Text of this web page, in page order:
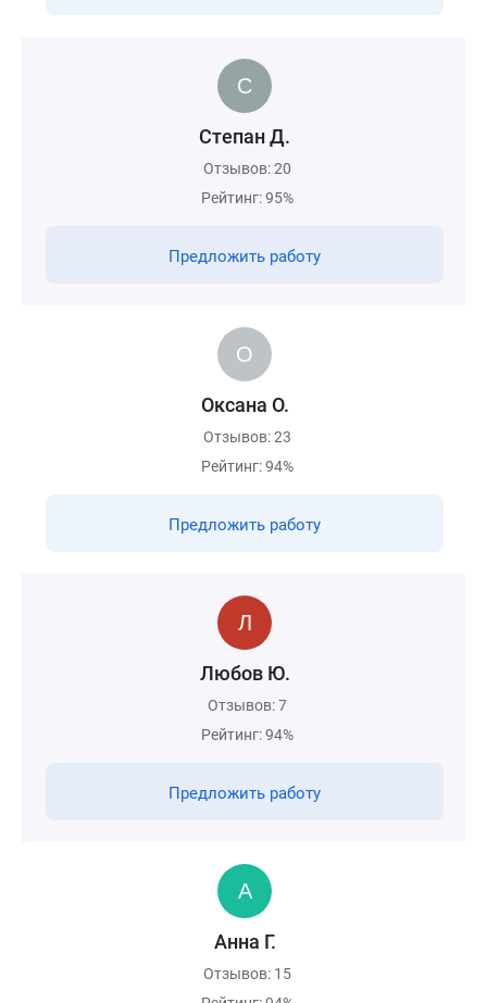
Степан Д.
Отзывов: 20
Рейтинг: 95%
Предложить работу
Оксана О.
Отзывов: 23
Рейтинг: 94%
Предложить работу
Любов Ю.
Отзывов: 7
Рейтинг: 94%
Предложить работу
Анна Г.
Отзывов: 15